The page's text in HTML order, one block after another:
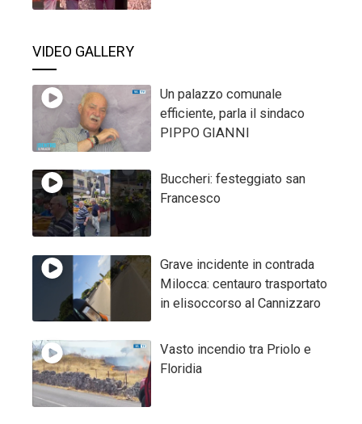
VIDEO GALLERY
Un palazzo comunale
efficiente, parla il sindaco
PIPPO GIANNI
Buccheri: festeggiato san
Francesco
Grave incidente in contrada
Milocca: centauro trasportato
in elisoccorso al Cannizzaro
Vasto incendio tra Priolo e
Floridia